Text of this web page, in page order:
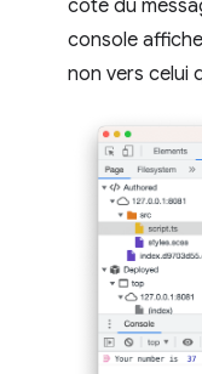
côté du
console
non vers celui